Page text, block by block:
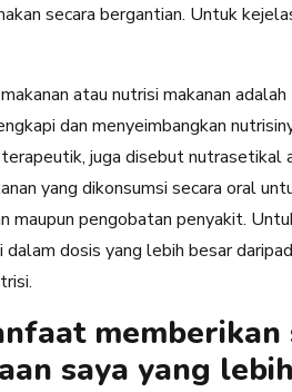
secara bergantian. Untuk
atau nutrisi makanan
dan menyeimbangkan
juga disebut nutrasetikal
yang dikonsumsi secara oral
maupun pengobatan penyakit.
dalam dosis yang lebih besar
saya yang